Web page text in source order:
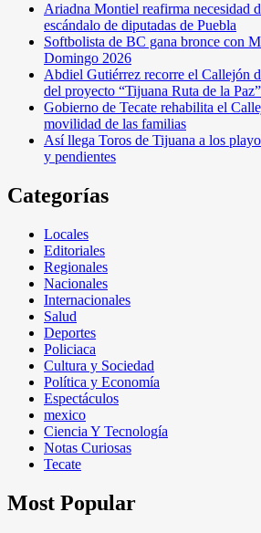
Ariadna Montiel reafirma necesidad
escándalo de diputadas de Puebla
Softbolista de BC gana bronce con
Domingo 2026
Abdiel Gutiérrez recorre el Callejón
del proyecto “Tijuana Ruta de la Paz”
Gobierno de Tecate rehabilita el
movilidad de las familias
Así llega Toros de Tijuana a los
y pendientes
Categorías
Locales
Editoriales
Regionales
Nacionales
Internacionales
Salud
Deportes
Policiaca
Cultura y Sociedad
Política y Economía
Espectáculos
mexico
Ciencia Y Tecnología
Notas Curiosas
Tecate
Most Popular